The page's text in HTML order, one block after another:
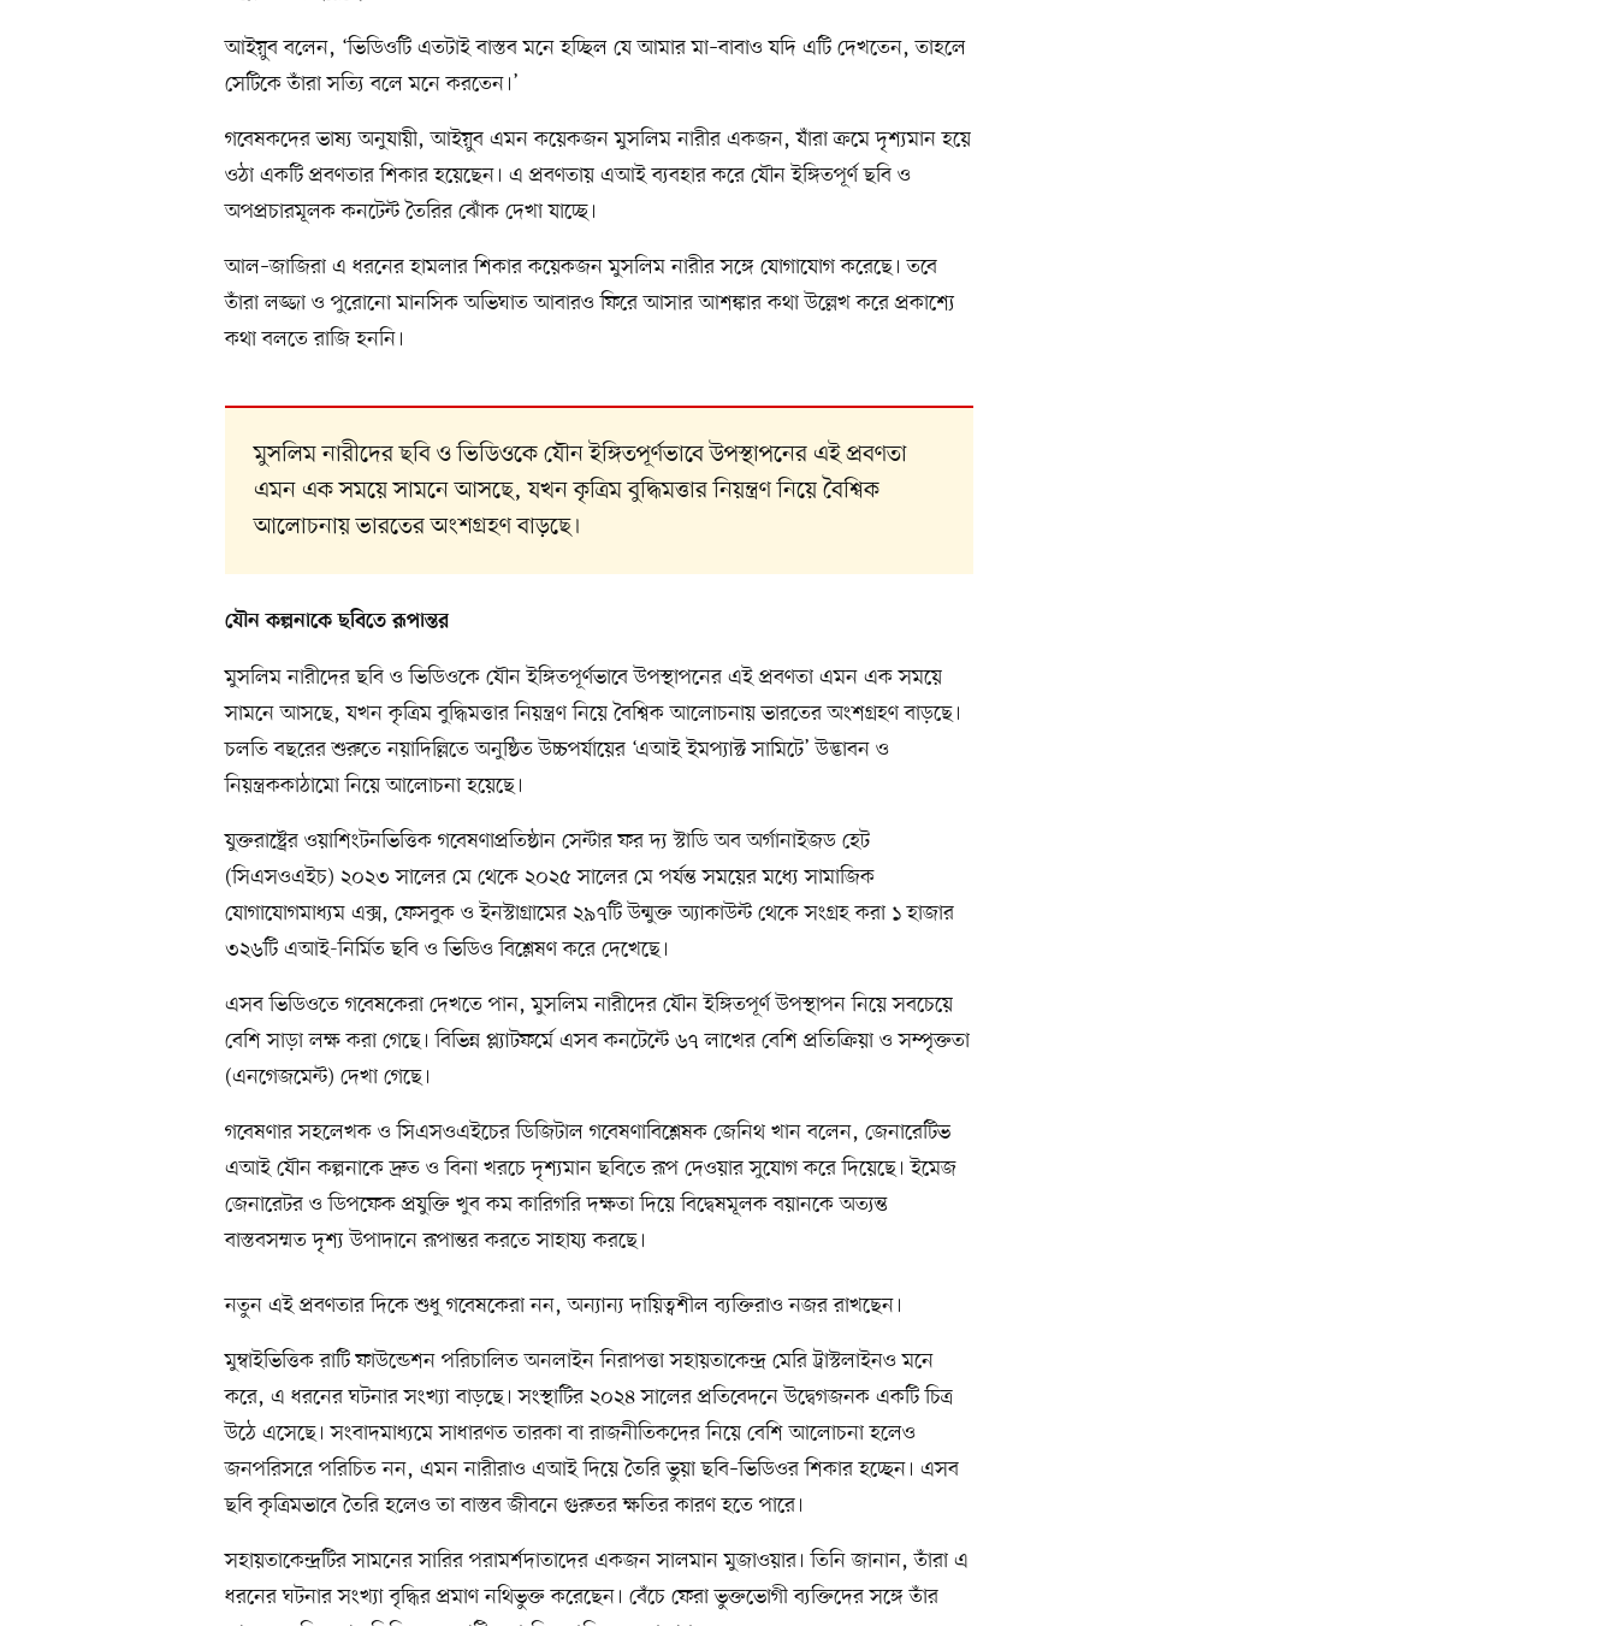
আইয়ুব বলেন, ‘ভিডিওটি এতটাই বাস্তব মনে হচ্ছিল যে আমার মা–বাবাও যদি এটি দেখতেন, তাহলে
সেটিকে তাঁরা সত্যি বলে মনে করতেন।’
গবেষকদের ভাষ্য অনুযায়ী, আইয়ুব এমন কয়েকজন মুসলিম নারীর একজন, যাঁরা ক্রমে দৃশ্যমান হয়ে
ওঠা একটি প্রবণতার শিকার হয়েছেন। এ প্রবণতায় এআই ব্যবহার করে যৌন ইঙ্গিতপূর্ণ ছবি ও
অপপ্রচারমূলক কনটেন্ট তৈরির ঝোঁক দেখা যাচ্ছে।
আল–জাজিরা এ ধরনের হামলার শিকার কয়েকজন মুসলিম নারীর সঙ্গে যোগাযোগ করেছে। তবে
তাঁরা লজ্জা ও পুরোনো মানসিক অভিঘাত আবারও ফিরে আসার আশঙ্কার কথা উল্লেখ করে প্রকাশ্যে
কথা বলতে রাজি হননি।
মুসলিম নারীদের ছবি ও ভিডিওকে যৌন ইঙ্গিতপূর্ণভাবে উপস্থাপনের এই প্রবণতা
এমন এক সময়ে সামনে আসছে, যখন কৃত্রিম বুদ্ধিমত্তার নিয়ন্ত্রণ নিয়ে বৈশ্বিক
আলোচনায় ভারতের অংশগ্রহণ বাড়ছে।
যৌন কল্পনাকে ছবিতে রূপান্তর
মুসলিম নারীদের ছবি ও ভিডিওকে যৌন ইঙ্গিতপূর্ণভাবে উপস্থাপনের এই প্রবণতা এমন এক সময়ে
সামনে আসছে, যখন কৃত্রিম বুদ্ধিমত্তার নিয়ন্ত্রণ নিয়ে বৈশ্বিক আলোচনায় ভারতের অংশগ্রহণ বাড়ছে।
চলতি বছরের শুরুতে নয়াদিল্লিতে অনুষ্ঠিত উচ্চপর্যায়ের ‘এআই ইমপ্যাক্ট সামিটে’ উদ্ভাবন ও
নিয়ন্ত্রককাঠামো নিয়ে আলোচনা হয়েছে।
যুক্তরাষ্ট্রের ওয়াশিংটনভিত্তিক গবেষণাপ্রতিষ্ঠান সেন্টার ফর দ্য স্টাডি অব অর্গানাইজড হেট
(সিএসওএইচ) ২০২৩ সালের মে থেকে ২০২৫ সালের মে পর্যন্ত সময়ের মধ্যে সামাজিক
যোগাযোগমাধ্যম এক্স, ফেসবুক ও ইনস্টাগ্রামের ২৯৭টি উন্মুক্ত অ্যাকাউন্ট থেকে সংগ্রহ করা ১ হাজার
৩২৬টি এআই-নির্মিত ছবি ও ভিডিও বিশ্লেষণ করে দেখেছে।
এসব ভিডিওতে গবেষকেরা দেখতে পান, মুসলিম নারীদের যৌন ইঙ্গিতপূর্ণ উপস্থাপন নিয়ে সবচেয়ে
বেশি সাড়া লক্ষ করা গেছে। বিভিন্ন প্ল্যাটফর্মে এসব কনটেন্টে ৬৭ লাখের বেশি প্রতিক্রিয়া ও সম্পৃক্ততা
(এনগেজমেন্ট) দেখা গেছে।
গবেষণার সহলেখক ও সিএসওএইচের ডিজিটাল গবেষণাবিশ্লেষক জেনিথ খান বলেন, জেনারেটিভ
এআই যৌন কল্পনাকে দ্রুত ও বিনা খরচে দৃশ্যমান ছবিতে রূপ দেওয়ার সুযোগ করে দিয়েছে। ইমেজ
জেনারেটর ও ডিপফেক প্রযুক্তি খুব কম কারিগরি দক্ষতা দিয়ে বিদ্বেষমূলক বয়ানকে অত্যন্ত
বাস্তবসম্মত দৃশ্য উপাদানে রূপান্তর করতে সাহায্য করছে।
নতুন এই প্রবণতার দিকে শুধু গবেষকেরা নন, অন্যান্য দায়িত্বশীল ব্যক্তিরাও নজর রাখছেন।
মুম্বাইভিত্তিক রাটি ফাউন্ডেশন পরিচালিত অনলাইন নিরাপত্তা সহায়তাকেন্দ্র মেরি ট্রাস্টলাইনও মনে
করে, এ ধরনের ঘটনার সংখ্যা বাড়ছে। সংস্থাটির ২০২৪ সালের প্রতিবেদনে উদ্বেগজনক একটি চিত্র
উঠে এসেছে। সংবাদমাধ্যমে সাধারণত তারকা বা রাজনীতিকদের নিয়ে বেশি আলোচনা হলেও
জনপরিসরে পরিচিত নন, এমন নারীরাও এআই দিয়ে তৈরি ভুয়া ছবি–ভিডিওর শিকার হচ্ছেন। এসব
ছবি কৃত্রিমভাবে তৈরি হলেও তা বাস্তব জীবনে গুরুতর ক্ষতির কারণ হতে পারে।
সহায়তাকেন্দ্রটির সামনের সারির পরামর্শদাতাদের একজন সালমান মুজাওয়ার। তিনি জানান, তাঁরা এ
ধরনের ঘটনার সংখ্যা বৃদ্ধির প্রমাণ নথিভুক্ত করেছেন। বেঁচে ফেরা ভুক্তভোগী ব্যক্তিদের সঙ্গে তাঁর